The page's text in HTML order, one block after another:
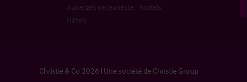
Auberges de jeunesse - hostels
Hôtels
Christie & Co 2026 | Une société de Christie Group